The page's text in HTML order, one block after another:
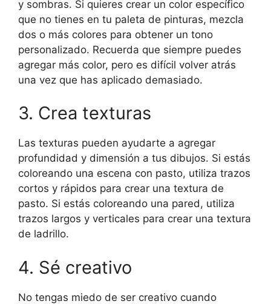
y sombras. Si quieres crear un color específico
que no tienes en tu paleta de pinturas, mezcla
dos o más colores para obtener un tono
personalizado. Recuerda que siempre puedes
agregar más color, pero es difícil volver atrás
una vez que has aplicado demasiado.
3. Crea texturas
Las texturas pueden ayudarte a agregar
profundidad y dimensión a tus dibujos. Si estás
coloreando una escena con pasto, utiliza trazos
cortos y rápidos para crear una textura de
pasto. Si estás coloreando una pared, utiliza
trazos largos y verticales para crear una textura
de ladrillo.
4. Sé creativo
No tengas miedo de ser creativo cuando